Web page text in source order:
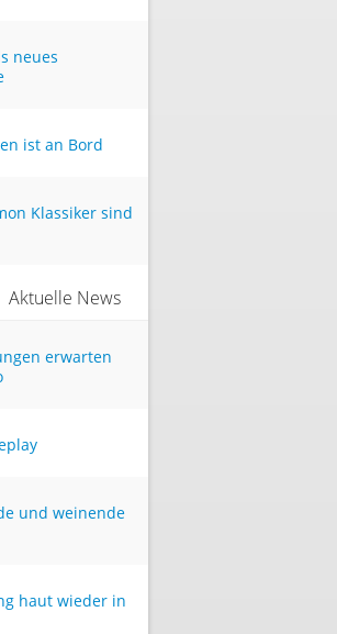
neues
ist an Bord
Klassiker sind
Aktuelle News
erwarten
und weinende
haut wieder in